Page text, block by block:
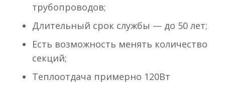
трубопроводов;
Длительный срок службы — до 50 лет;
Есть возможность менять количество
секций;
Теплоотдача примерно 120Вт